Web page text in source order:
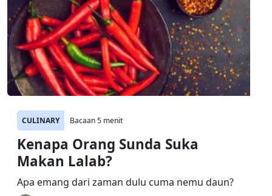
CULINARY Bacaan 5 menit
Kenapa Orang Sunda Suka
Makan Lalab?
Apa emang dari zaman dulu cuma nemu daun?